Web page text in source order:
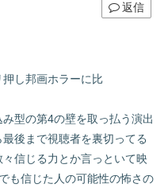
返信
し邦画ホラーに比
型の第4の壁を取っ払う演出
後まで視聴者を裏切ってる
信じる力とか言っといて映
も信じた人の可能性の怖さの